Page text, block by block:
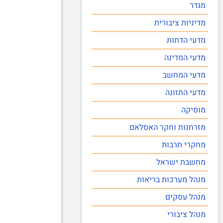
מגדר
מדיניות ציבורית
מדעי הדתות
מדעי המדינה
מדעי המחשב
מדעי התזונה
מוסיקה
מזרחנות וחקר האסלאם
מחקרי תרבות
מחשבת ישראל
מנהל מערכות בריאות
מנהל עסקים
מנהל ציבורי